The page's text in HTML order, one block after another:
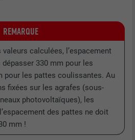
REMARQUE
calculées, l’espacement
330 mm pour les
pour les pattes coulissantes. Au
fixées sur les agrafes (sous-
photovoltaïques), les
des pattes ne doit
mm !
par le service de réseau social
pour suivre l'utilisation de
intégrés.